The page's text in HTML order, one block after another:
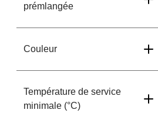
prémlangée
Couleur
Température de service
minimale (°C)